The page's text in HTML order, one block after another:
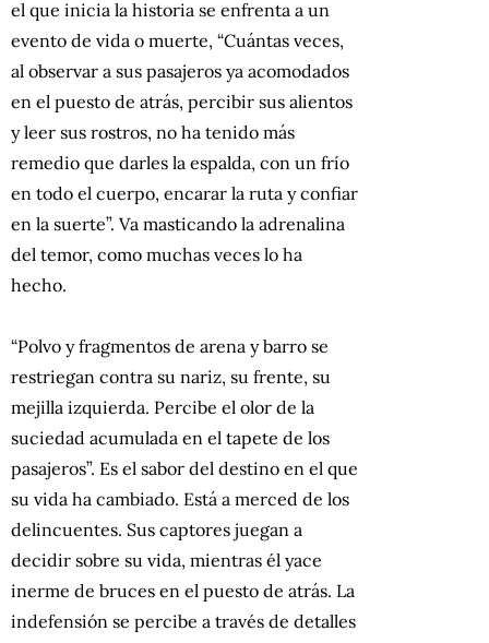
el que inicia la historia se enfrenta a un
evento de vida o muerte, “Cuántas veces,
al observar a sus pasajeros ya acomodados
en el puesto de atrás, percibir sus alientos
y leer sus rostros, no ha tenido más
remedio que darles la espalda, con un frío
en todo el cuerpo, encarar la ruta y confiar
en la suerte”. Va masticando la adrenalina
del temor, como muchas veces lo ha
hecho.
“Polvo y fragmentos de arena y barro se
restriegan contra su nariz, su frente, su
mejilla izquierda. Percibe el olor de la
suciedad acumulada en el tapete de los
pasajeros”. Es el sabor del destino en el que
su vida ha cambiado. Está a merced de los
delincuentes. Sus captores juegan a
decidir sobre su vida, mientras él yace
inerme de bruces en el puesto de atrás. La
indefensión se percibe a través de detalles